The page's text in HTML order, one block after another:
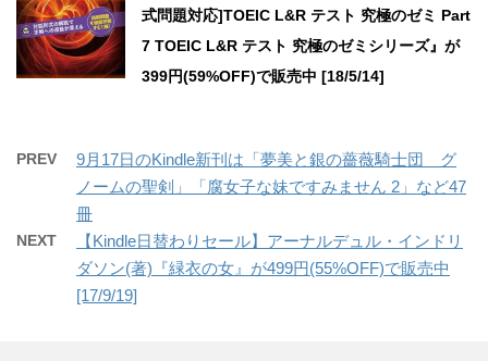
式問題対応]TOEIC L&R テスト 究極のゼミ Part
7 TOEIC L&R テスト 究極のゼミシリーズ』が
399円(59%OFF)で販売中 [18/5/14]
PREV
9月17日のKindle新刊は「夢美と銀の薔薇騎士団 グ
ノームの聖剣」「腐女子な妹ですみません 2」など47
冊
NEXT
【Kindle日替わりセール】アーナルデュル・インドリ
ダソン(著)『緑衣の女』が499円(55%OFF)で販売中
[17/9/19]